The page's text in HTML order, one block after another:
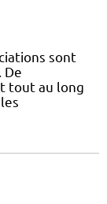
sont
De
tout au long